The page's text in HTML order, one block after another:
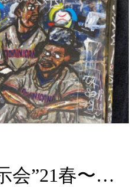
朝日昇青空展示会”21春〜MSOGr&野球【朝日昇の奇人チャンネル #076​】